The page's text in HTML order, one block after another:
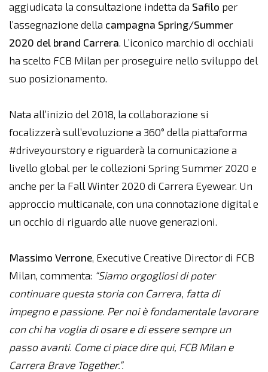
aggiudicata la consultazione indetta da Safilo per
l’assegnazione della campagna Spring/Summer
2020 del brand Carrera. L’iconico marchio di occhiali
ha scelto FCB Milan per proseguire nello sviluppo del
suo posizionamento.
Nata all’inizio del 2018, la collaborazione si
focalizzerà sull’evoluzione a 360° della piattaforma
#driveyourstory e riguarderà la comunicazione a
livello global per le collezioni Spring Summer 2020 e
anche per la Fall Winter 2020 di Carrera Eyewear. Un
approccio multicanale, con una connotazione digital e
un occhio di riguardo alle nuove generazioni.
Massimo Verrone, Executive Creative Director di FCB
Milan, commenta: “Siamo orgogliosi di poter
continuare questa storia con Carrera, fatta di
impegno e passione. Per noi è fondamentale lavorare
con chi ha voglia di osare e di essere sempre un
passo avanti. Come ci piace dire qui, FCB Milan e
Carrera Brave Together.”.